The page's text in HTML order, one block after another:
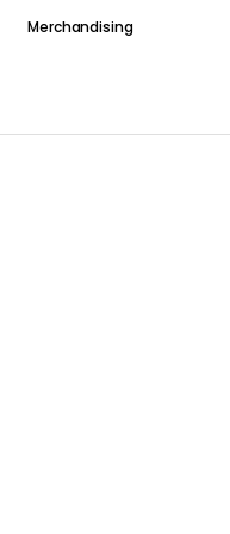
Merchandising